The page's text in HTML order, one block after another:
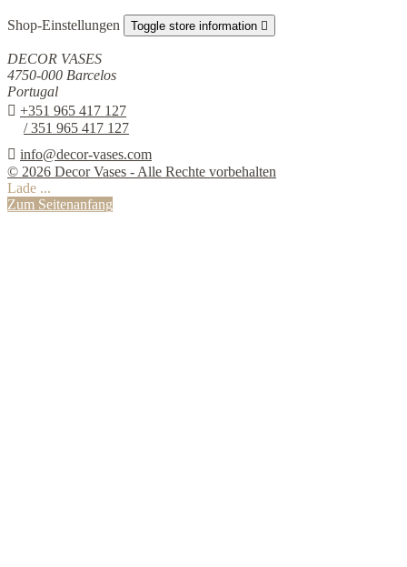
Shop-Einstellungen Toggle store information 
DECOR VASES
4750-000 Barcelos
Portugal
 +351 965 417 127
/ 351 965 417 127
 info@decor-vases.com
© 2026 Decor Vases - Alle Rechte vorbehalten
Lade ...
Zum Seitenanfang